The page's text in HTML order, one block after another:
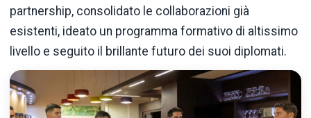
partnership, consolidato le collaborazioni già
esistenti, ideato un programma formativo di altissimo
livello e seguito il brillante futuro dei suoi diplomati.